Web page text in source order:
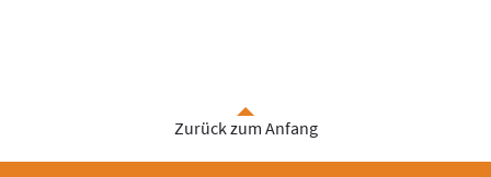
Zurück zum Anfang